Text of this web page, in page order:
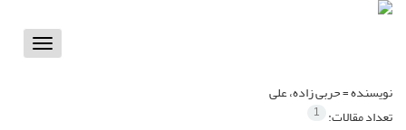
Toggle
نویسنده =حربی زاده، علی
تعداد مقالات: 1